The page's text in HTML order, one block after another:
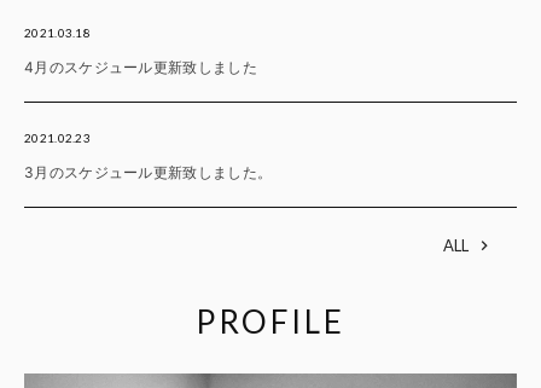
2021.03.18
4月のスケジュール更新致しました
2021.02.23
3月のスケジュール更新致しました。
ALL
PROFILE